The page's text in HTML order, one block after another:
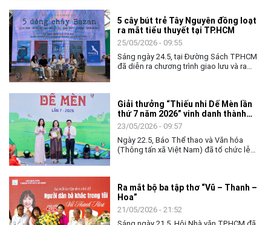
5 cây bút trẻ Tây Nguyên đồng loạt
ra mắt tiểu thuyết tại TP.HCM
25/05/2026 - 09:55
Sáng ngày 24.5, tại Đường Sách TP.HCM
đã diễn ra chương trình giao lưu và ra
thế hệ 8X và 9X đến từ Gia Lai.
Giải thưởng “Thiếu nhi Dế Mèn lần
thứ 7 năm 2026” vinh danh thành
tựu trọn đời NSND Ngô Mạnh Lân
23/05/2026 - 09:57
Ngày 22.5, Báo Thể thao và Văn hóa
(Thông tấn xã Việt Nam) đã tổ chức lễ
Dế Mèn và 4 Tặng thưởng của Hội đồng
giám khảo.
Ra mắt bộ ba tập thơ “Vũ – Thanh –
Hoa”
21/05/2026 - 21:52